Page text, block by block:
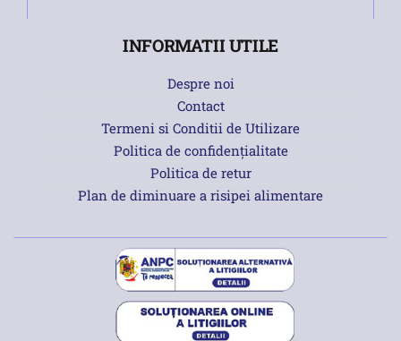
INFORMATII UTILE
Despre noi
Contact
Termeni si Conditii de Utilizare
Politica de confidențialitate
Politica de retur
Plan de diminuare a risipei alimentare